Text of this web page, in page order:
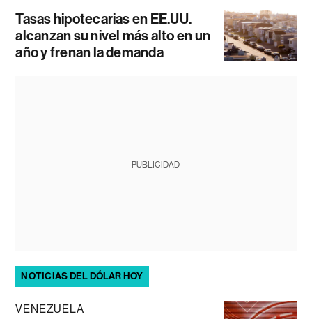
Tasas hipotecarias en EE.UU.
alcanzan su nivel más alto en un
año y frenan la demanda
PUBLICIDAD
NOTICIAS DEL DÓLAR HOY
VENEZUELA